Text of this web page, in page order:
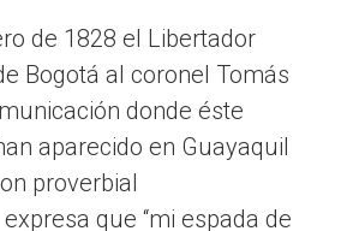
de 1828 el Libertador
Bogotá al coronel Tomás
donde éste
aparecido en Guayaquil
proverbial
que “mi espada de